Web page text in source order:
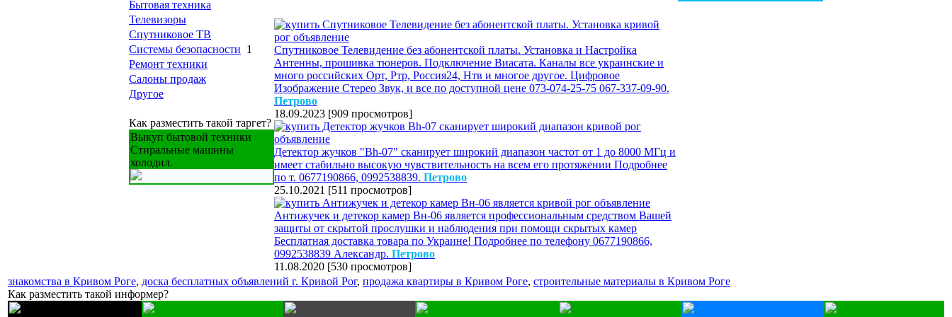
Бытовая техника
Телевизоры
Спутниковое ТВ
Системы безопасности 1
Ремонт техники
Салоны продаж
Другое
Как разместить такой таргет?
Выкуп бытовой техники
Стиральные машины
холодил.
Спутниковое Телевидение без абонентской платы. Установка и Настройка
Антенны, прошивка тюнеров. Подключение Виасата. Каналы все украинские и
много российских Орт, Ртр, Россия24, Нтв и многое другое. Цифровое
Изображение Стерео Звук, и все по доступной цене 073-074-25-75 067-337-09-90.
Петрово
18.09.2023 [909 просмотров]
Детектор жучков "Bh-07" сканирует широкий диапазон частот от 1 до 8000 МГц и
имеет стабильно высокую чувствительность на всем его протяжении Подробнее
по т. 0677190866, 0992538839. Петрово
25.10.2021 [511 просмотров]
Антижучек и детекор камер Вн-06 является профессиональным средством Вашей
защиты от скрытой прослушки и наблюдения при помощи скрытых камер
Бесплатная доставка товара по Украине! Подробнее по телефону 0677190866,
0992538839 Александр. Петрово
11.08.2020 [530 просмотров]
знакомства в Кривом Роге, доска бесплатных объявлений г. Кривой Рог, продажа квартиры в Кривом Роге, строительные материалы в Кривом Роге
Как разместить такой информер?